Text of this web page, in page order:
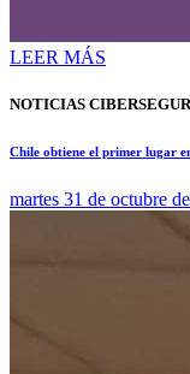
LEER MÁS
NOTICIAS
Chile obtiene el primer lugar
martes 31 de octubre